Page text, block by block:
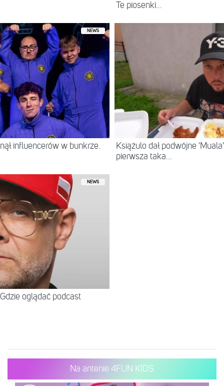
Te piosenki...
NEWS
influencerów w bunkrze.
Książulo dał podwójne
pierwsza taka...
NEWS
oglądać podcast
Na antenie 4FUN KIDS